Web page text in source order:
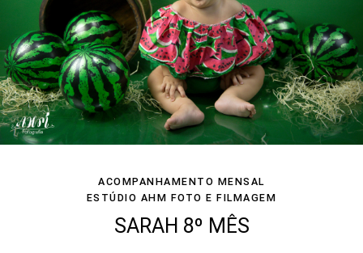
ACOMPANHAMENTO MENSAL
ESTÚDIO AHM FOTO E FILMAGEM
SARAH 8º MÊS